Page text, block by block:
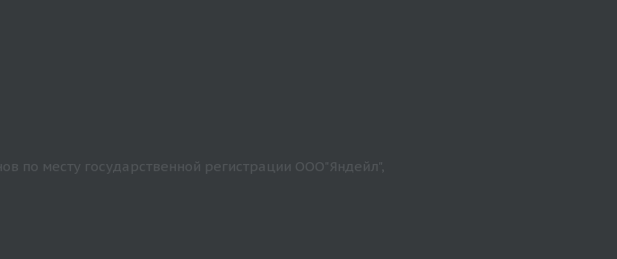
по месту государственной регистрации ООО"Яндейл",